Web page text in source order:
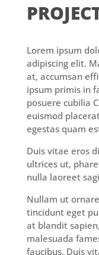
Lorem ipsum
adipiscing elit.
at, accumsan
ipsum primis in
posuere cubilia
euismod
egestas quam
Duis vitae eros
ultrices ut,
nulla laoreet
Nullam ut
tincidunt eget
at blandit
malesuada
faucibus. Duis